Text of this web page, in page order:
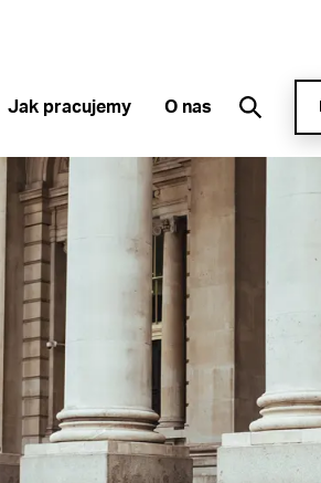
Jak pracujemy O nas